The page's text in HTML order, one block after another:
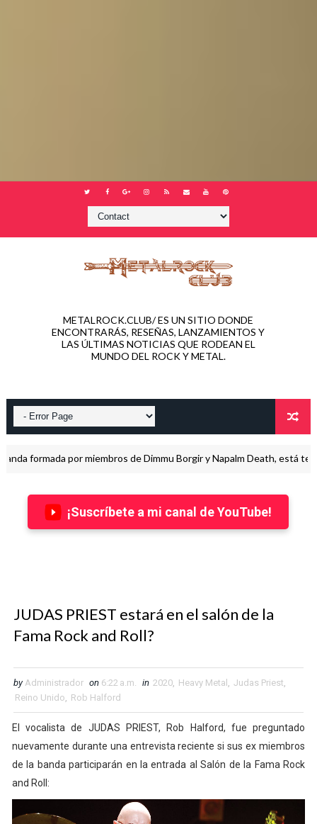
METALROCK.CLUB/ ES UN SITIO DONDE
ENCONTRARÁS, RESEÑAS, LANZAMIENTOS Y
LAS ÚLTIMAS NOTICIAS QUE RODEAN EL
MUNDO DEL ROCK Y METAL.
por miembros de Dimmu Borgir y Napalm Death, está
¡Suscríbete a mi canal de YouTube!
JUDAS PRIEST estará en el salón de la
Fama Rock and Roll?
by Administrador on 6:22 a.m. in 2020, Heavy Metal , Judas Priest,
Reino Unido, Rob Halford
El vocalista de JUDAS PRIEST, Rob Halford, fue preguntado
nuevamente durante una entrevista reciente si sus ex miembros
de la banda participarán en la entrada al Salón de la Fama Rock
and Roll: